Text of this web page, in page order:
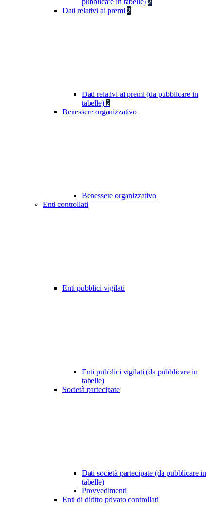
pubblicare in tabelle) 2
Dati relativi ai premi 2
Dati relativi ai premi (da pubblicare in
tabelle) 2
Benessere organizzativo
Benessere organizzativo
Enti controllati
Enti pubblici vigilati
Enti pubblici vigilati (da pubblicare in
tabelle)
Società partecipate
Dati società partecipate (da pubblicare in
tabelle)
Provvedimenti
Enti di diritto privato controllati